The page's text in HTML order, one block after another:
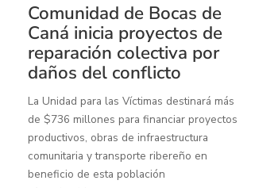
Comunidad de Bocas de
Caná inicia proyectos de
reparación colectiva por
daños del conflicto
La Unidad para las Víctimas destinará más
de $736 millones para financiar proyectos
productivos, obras de infraestructura
comunitaria y transporte ribereño en
beneficio de esta población